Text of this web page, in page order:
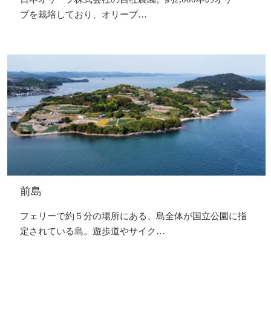
ブを栽培しており、オリーブ…
前島
フェリーで約５分の場所にある、島全体が国立公園に指
定されている島。遊歩道やサイク…